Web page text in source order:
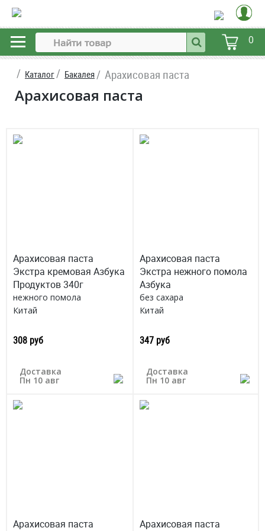
0
Каталог Бакалея Арахисовая паста
Арахисовая паста
Арахисовая паста
Экстра кремовая Азбука
Продуктов 340г
нежного помола
Китай
308 руб
Доставка
Пн 10 авг
Арахисовая паста
Экстра нежного помола
Азбука
без сахара
Китай
347 руб
Доставка
Пн 10 авг
Арахисовая паста
Арахисовая паста